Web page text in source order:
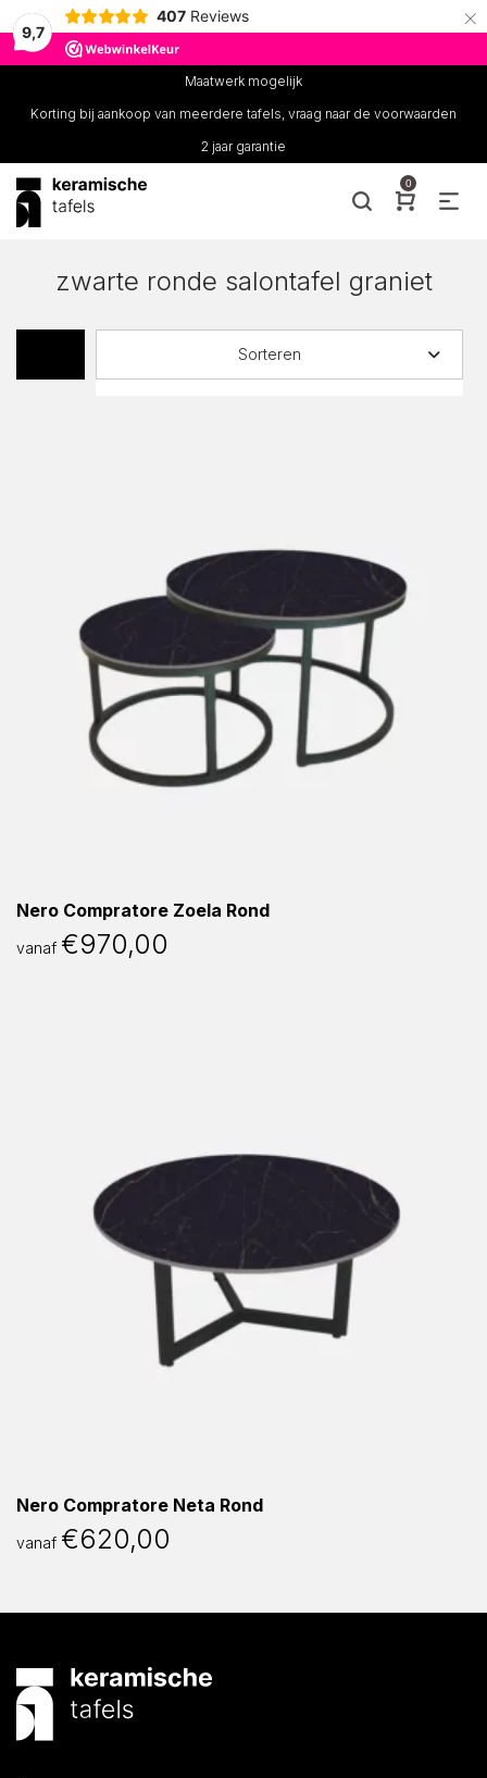
9,7
407 Reviews ×
Maatwerk mogelijk
Korting bij aankoop van meerdere tafels, vraag naar de voorwaarden
2 jaar garantie
0
zwarte ronde salontafel graniet
Sorteren
Nero Compratore Zoela Rond
vanaf €970,00
Nero Compratore Neta Rond
vanaf €620,00